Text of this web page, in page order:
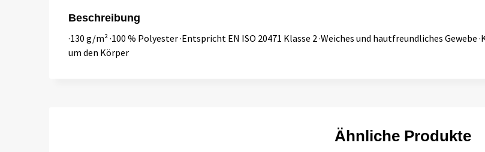
Beschreibung
·130 g/m² ·100 % Polyester ·Entspricht EN ISO 20471 Klasse 2 ·Weiches und hautfreundliches
um den Körper
Ähnliche Produkte